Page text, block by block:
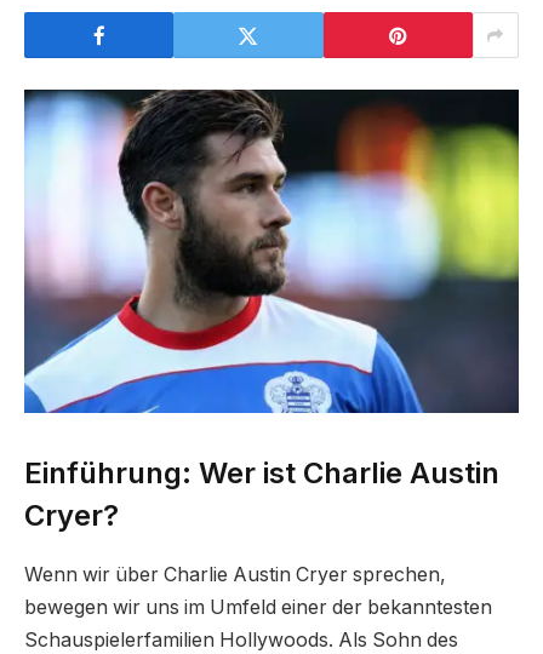
Einführung: Wer ist Charlie Austin
Cryer?
Wenn wir über Charlie Austin Cryer sprechen,
bewegen wir uns im Umfeld einer der bekanntesten
Schauspielerfamilien Hollywoods. Als Sohn des